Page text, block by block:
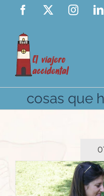
Saltar
contenido
Facebook
cosas que